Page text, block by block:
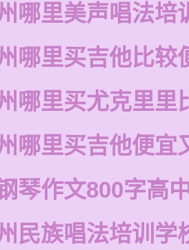
哪里美声唱法培
哪里买吉他比较
哪里买尤克里里
哪里买吉他便宜
琴作文800字高
民族唱法培训学